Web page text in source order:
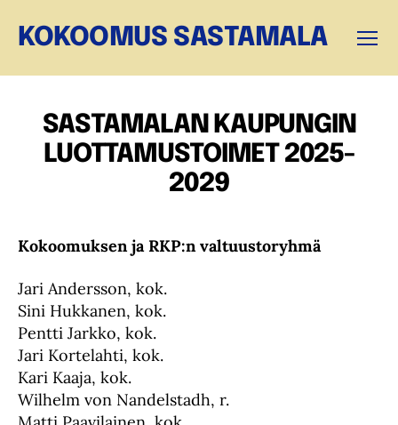
KOKOOMUS SASTAMALA
SASTAMALAN KAUPUNGIN
LUOTTAMUSTOIMET 2025-
2029
Kokoomuksen ja RKP:n valtuustoryhmä
Jari Andersson, kok.
Sini Hukkanen, kok.
Pentti Jarkko, kok.
Jari Kortelahti, kok.
Kari Kaaja, kok.
Wilhelm von Nandelstadh, r.